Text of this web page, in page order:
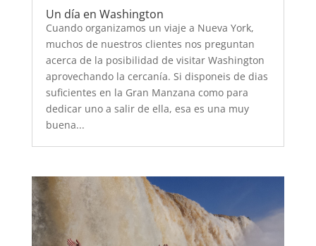
Un día en Washington
Cuando organizamos un viaje a Nueva York,
muchos de nuestros clientes nos preguntan
acerca de la posibilidad de visitar Washington
aprovechando la cercanía. Si disponeis de dias
suficientes en la Gran Manzana como para
dedicar uno a salir de ella, esa es una muy
buena...